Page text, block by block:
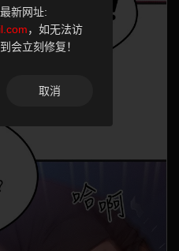
新网址:
，如无法访
会立刻修复！
取消